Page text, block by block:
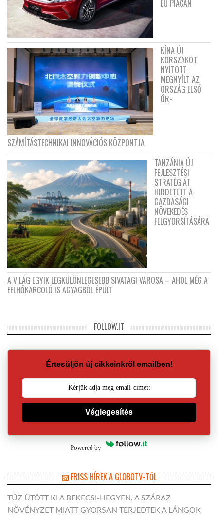
EU PIACÁN
KÍNA ÚJ
KORSZAKOT
NYITOTT:
MEGNYÍLT AZ
ORSZÁG ELSŐ
ŰR-
SZÁMÍTÁSTECHNIKAI INNOVÁCIÓS KÖZPONTJA
TANZÁNIA ÚJ
FEJLESZTÉSI
STRATÉGIÁT
HIRDETETT A
GAZDASÁGI
NÖVEKEDÉS
FELGYORSÍTÁSÁRA
A VILÁG EGYIK LEGKÜLÖNLEGESEBB SIVATAGI VÁROSA – AHOL MÉG A
FELHŐKARCOLÓ IS AGYAGBÓL ÉPÜLT
FOLLOW.IT
Értesüljön új cikkeinkről emailben!
Véglegesítés
Powered by
FRISS HÍREK A GLOBOTV-TŐL
TŰZ ÜTÖTT KI A BEKECSI-HEGYEN, A SZÁRAZ
NÖVÉNYZET MIATT GYORSAN TERJEDTEK A LÁNGOK